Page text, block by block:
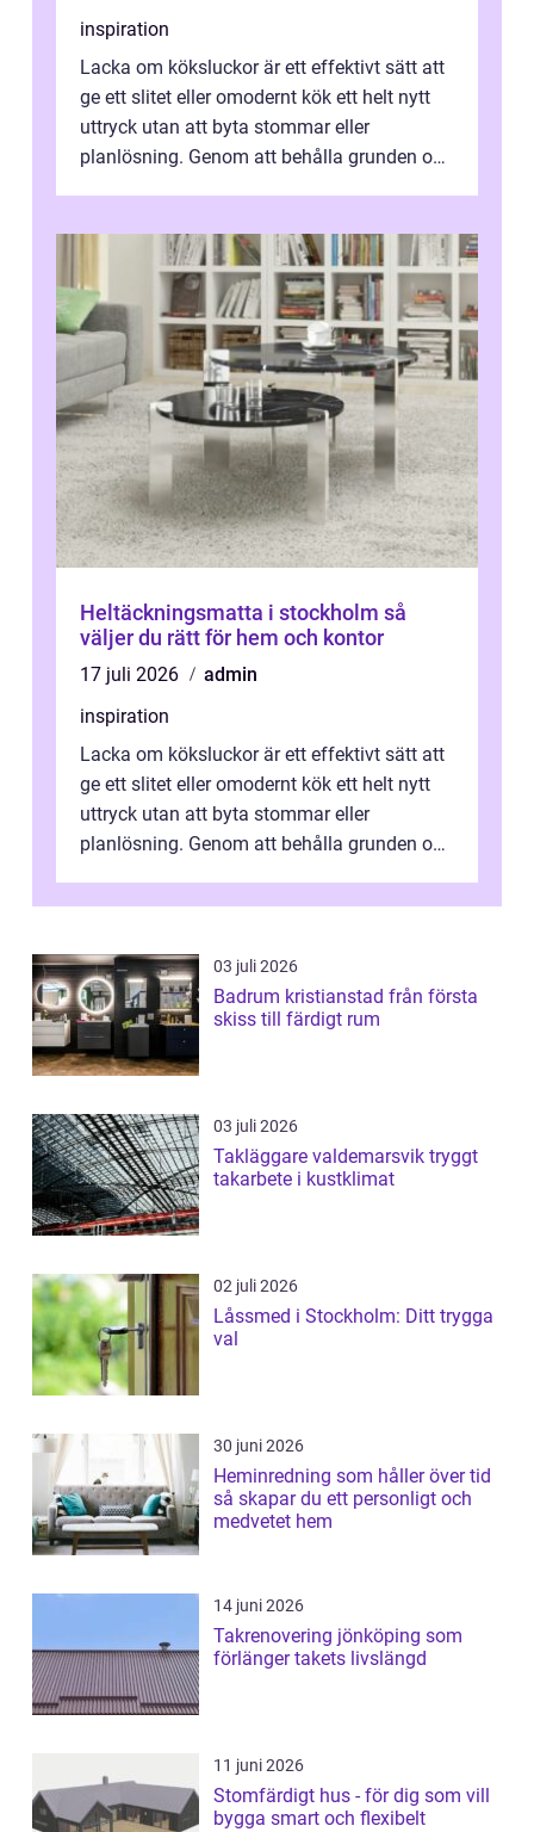
inspiration
Lacka om köksluckor är ett effektivt sätt att
ge ett slitet eller omodernt kök ett helt nytt
uttryck utan att byta stommar eller
planlösning. Genom att behålla grunden och
Heltäckningsmatta i stockholm så
väljer du rätt för hem och kontor
17 juli 2026
admin
inspiration
Lacka om köksluckor är ett effektivt sätt att
ge ett slitet eller omodernt kök ett helt nytt
uttryck utan att byta stommar eller
planlösning. Genom att behålla grunden och
03 juli 2026
Badrum kristianstad från första
skiss till färdigt rum
03 juli 2026
Takläggare valdemarsvik tryggt
takarbete i kustklimat
02 juli 2026
Låssmed i Stockholm: Ditt trygga
val
30 juni 2026
Heminredning som håller över tid
så skapar du ett personligt och
medvetet hem
14 juni 2026
Takrenovering jönköping som
förlänger takets livslängd
11 juni 2026
Stomfärdigt hus - för dig som vill
bygga smart och flexibelt